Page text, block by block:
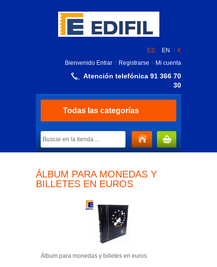
€
ES
EN
BienvenidoEntrar Registrarse Mi cuenta
Atención telefónica 91 366 70
30
Todas las categorías
MI CARRITO
ÁLBUM PARA MONEDAS Y
BILLETES EN EUROS
Álbum para monedas y billetes en euros